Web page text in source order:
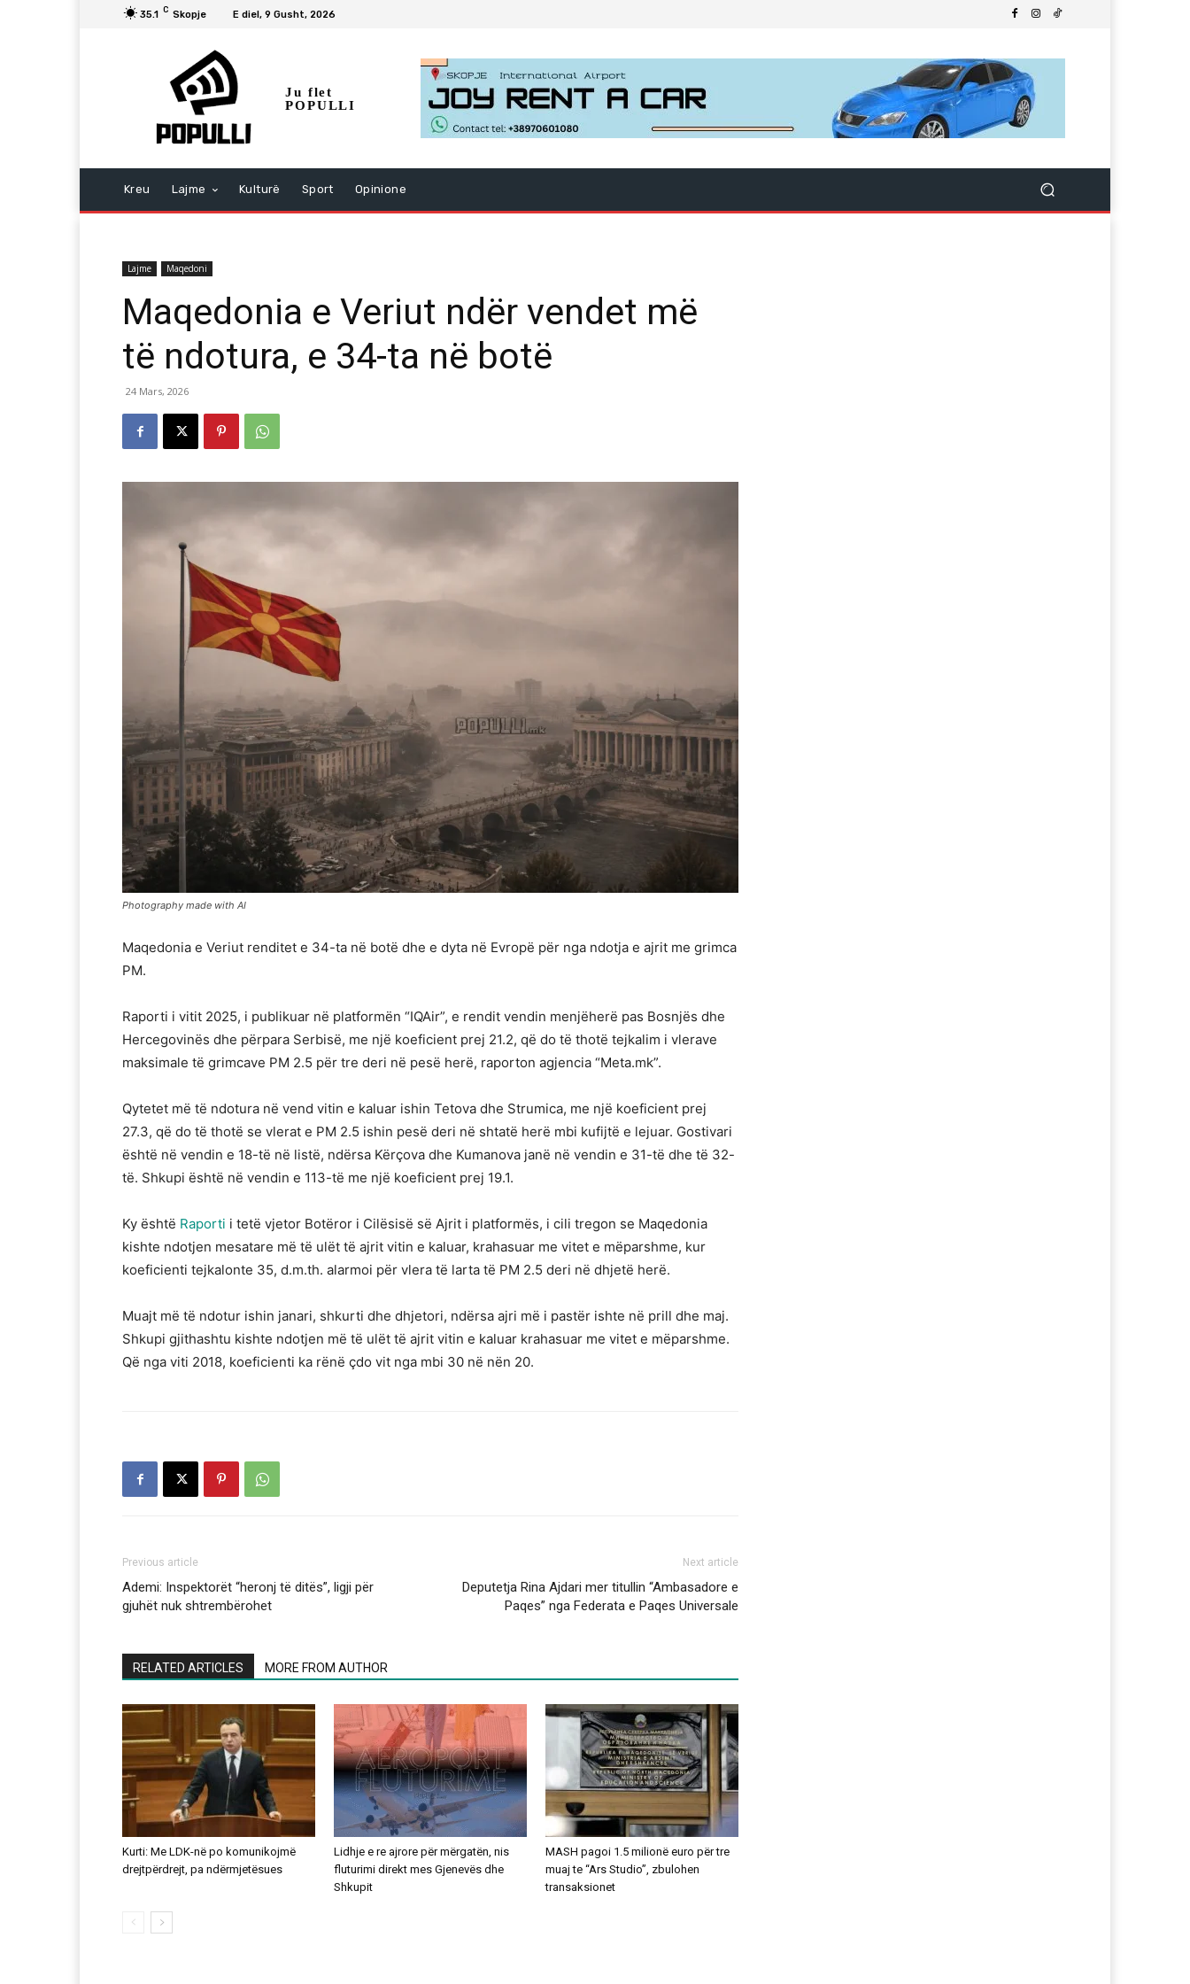
35.1 C Skopje E diel, 9 Gusht, 2026
Ju flet
POPULLI
Kreu Lajme Kulturë Sport Opinione
Lajme Maqedoni
Maqedonia e Veriut ndër vendet më
të ndotura, e 34-ta në botë
24 Mars, 2026
Photography made with AI
Maqedonia e Veriut renditet e 34-ta në botë dhe e dyta në Evropë për nga ndotja e ajrit me grimca
PM.
Raporti i vitit 2025, i publikuar në platformën “IQAir”, e rendit vendin menjëherë pas Bosnjës dhe
Hercegovinës dhe përpara Serbisë, me një koeficient prej 21.2, që do të thotë tejkalim i vlerave
maksimale të grimcave PM 2.5 për tre deri në pesë herë, raporton agjencia “Meta.mk”.
Qytetet më të ndotura në vend vitin e kaluar ishin Tetova dhe Strumica, me një koeficient prej
27.3, që do të thotë se vlerat e PM 2.5 ishin pesë deri në shtatë herë mbi kufijtë e lejuar. Gostivari
është në vendin e 18-të në listë, ndërsa Kërçova dhe Kumanova janë në vendin e 31-të dhe të 32-
të. Shkupi është në vendin e 113-të me një koeficient prej 19.1.
Ky është Raporti i tetë vjetor Botëror i Cilësisë së Ajrit i platformës, i cili tregon se Maqedonia
kishte ndotjen mesatare më të ulët të ajrit vitin e kaluar, krahasuar me vitet e mëparshme, kur
koeficienti tejkalonte 35, d.m.th. alarmoi për vlera të larta të PM 2.5 deri në dhjetë herë.
Muajt më të ndotur ishin janari, shkurti dhe dhjetori, ndërsa ajri më i pastër ishte në prill dhe maj.
Shkupi gjithashtu kishte ndotjen më të ulët të ajrit vitin e kaluar krahasuar me vitet e mëparshme.
Që nga viti 2018, koeficienti ka rënë çdo vit nga mbi 30 në nën 20.
Previous article
Ademi: Inspektorët “heronj të ditës”, ligji për
gjuhët nuk shtrembërohet
Next article
Deputetja Rina Ajdari mer titullin “Ambasadore e
Paqes” nga Federata e Paqes Universale
RELATED ARTICLES MORE FROM AUTHOR
Kurti: Me LDK-në po komunikojmë
drejtpërdrejt, pa ndërmjetësues
Lidhje e re ajrore për mërgatën, nis
fluturimi direkt mes Gjenevës dhe
Shkupit
MASH pagoi 1.5 milionë euro për tre
muaj te “Ars Studio”, zbulohen
transaksionet